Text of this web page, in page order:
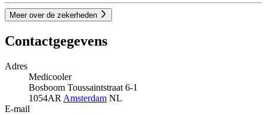
Meer over de zekerheden
Contactgegevens
Adres
Medicooler
Bosboom Toussaintstraat 6-1
1054AR Amsterdam NL
E-mail